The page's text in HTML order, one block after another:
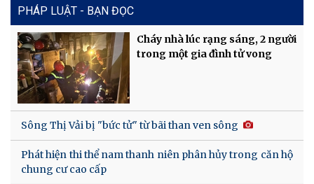
PHÁP LUẬT - BẠN ĐỌC
Cháy nhà lúc rạng sáng, 2 người
trong một gia đình tử vong
Sông Thị Vải bị "bức tử" từ bãi than ven sông
Phát hiện thi thể nam thanh niên phân hủy trong căn hộ
chung cư cao cấp